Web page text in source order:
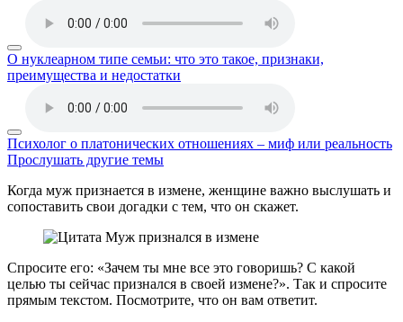
О нуклеарном типе семьи: что это такое, признаки,
преимущества и недостатки
Психолог о платонических отношениях – миф или реальность
Прослушать другие темы
Когда муж признается в измене, женщине важно выслушать и
сопоставить свои догадки с тем, что он скажет.
Спросите его: «Зачем ты мне все это говоришь? С какой
целью ты сейчас признался в своей измене?». Так и спросите
прямым текстом. Посмотрите, что он вам ответит.